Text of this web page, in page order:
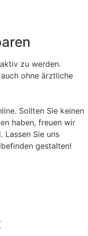
zu werden.
ohne ärztliche
Sollten Sie keinen
haben, freuen wir
Lassen Sie uns
gestalten!